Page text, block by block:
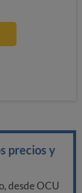
precios y
desde OCU